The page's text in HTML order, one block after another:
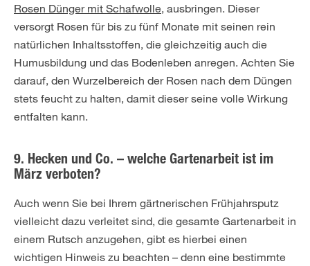
Rosen Dünger mit Schafwolle, ausbringen. Dieser
versorgt Rosen für bis zu fünf Monate mit seinen rein
natürlichen Inhaltsstoffen, die gleichzeitig auch die
Humusbildung und das Bodenleben anregen. Achten Sie
darauf, den Wurzelbereich der Rosen nach dem Düngen
stets feucht zu halten, damit dieser seine volle Wirkung
entfalten kann.
9. Hecken und Co. – welche Gartenarbeit ist im
März verboten?
Auch wenn Sie bei Ihrem gärtnerischen Frühjahrsputz
vielleicht dazu verleitet sind, die gesamte Gartenarbeit in
einem Rutsch anzugehen, gibt es hierbei einen
wichtigen Hinweis zu beachten – denn eine bestimmte